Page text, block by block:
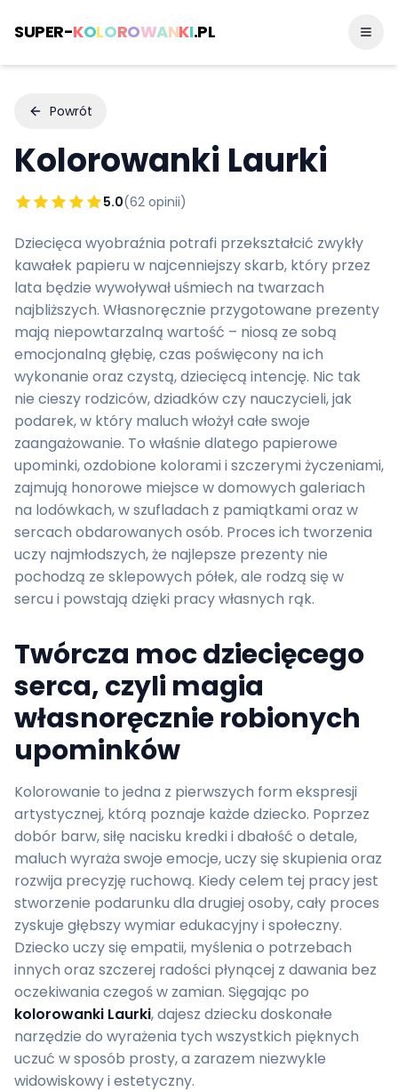
SUPER-KOLOROWANKI.PL
Powrót
Kolorowanki Laurki
5.0(62 opinii)
Dziecięca wyobraźnia potrafi przekształcić zwykły
kawałek papieru w najcenniejszy skarb, który przez
lata będzie wywoływał uśmiech na twarzach
najbliższych. Własnoręcznie przygotowane prezenty
mają niepowtarzalną wartość – niosą ze sobą
emocjonalną głębię, czas poświęcony na ich
wykonanie oraz czystą, dziecięcą intencję. Nic tak
nie cieszy rodziców, dziadków czy nauczycieli, jak
podarek, w który maluch włożył całe swoje
zaangażowanie. To właśnie dlatego papierowe
upominki, ozdobione kolorami i szczerymi życzeniami,
zajmują honorowe miejsce w domowych galeriach
na lodówkach, w szufladach z pamiątkami oraz w
sercach obdarowanych osób. Proces ich tworzenia
uczy najmłodszych, że najlepsze prezenty nie
pochodzą ze sklepowych półek, ale rodzą się w
sercu i powstają dzięki pracy własnych rąk.
Twórcza moc dziecięcego
serca, czyli magia
własnoręcznie robionych
upominków
Kolorowanie to jedna z pierwszych form ekspresji
artystycznej, którą poznaje każde dziecko. Poprzez
dobór barw, siłę nacisku kredki i dbałość o detale,
maluch wyraża swoje emocje, uczy się skupienia oraz
rozwija precyzję ruchową. Kiedy celem tej pracy jest
stworzenie podarunku dla drugiej osoby, cały proces
zyskuje głębszy wymiar edukacyjny i społeczny.
Dziecko uczy się empatii, myślenia o potrzebach
innych oraz szczerej radości płynącej z dawania bez
oczekiwania czegoś w zamian. Sięgając po
kolorowanki Laurki, dajesz dziecku doskonałe
narzędzie do wyrażenia tych wszystkich pięknych
uczuć w sposób prosty, a zarazem niezwykle
widowiskowy i estetyczny.